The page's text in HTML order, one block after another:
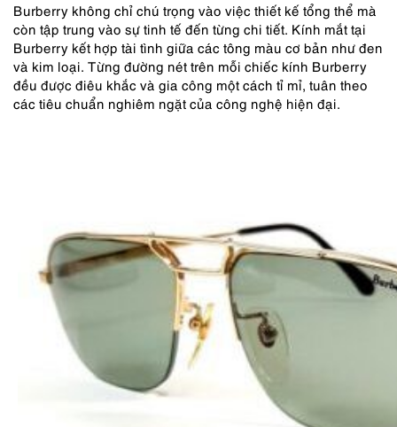
Burberry không chỉ chú trọng vào việc thiết kế tổng thể mà
còn tập trung vào sự tinh tế đến từng chi tiết. Kính mắt tại
Burberry kết hợp tài tình giữa các tông màu cơ bản như đen
và kim loại. Từng đường nét trên mỗi chiếc kính Burberry
đều được điêu khắc và gia công một cách tỉ mỉ, tuân theo
các tiêu chuẩn nghiêm ngặt của công nghệ hiện đại.